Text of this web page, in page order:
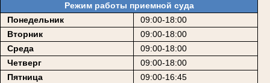
Режим работы приемной суда
Понедельник
09:00-18:00
Вторник
09:00-18:00
Среда
09:00-18:00
Четверг
09:00-18:00
Пятница
09:00-16:45